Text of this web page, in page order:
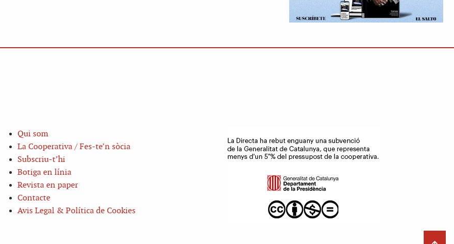
Qui som
La Cooperativa / Fes-te’n sòcia
Subscriu-t’hi
Botiga en línia
Revista en paper
Contacte
Avis Legal & Política de Cookies